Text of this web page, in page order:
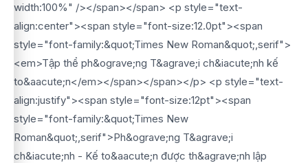
width:100%" /></span></span> <p style="text-
align:center"><span style="font-size:12.0pt"><span
style="font-family:&quot;Times New Roman&quot;,serif">
<em>Tập thể ph&ograve;ng T&agrave;i ch&iacute;nh kế
to&aacute;n</em></span></span></p> <p style="text-
align:justify"><span style="font-size:12pt"><span
style="font-family:&quot;Times New
Roman&quot;,serif">Ph&ograve;ng T&agrave;i
ch&iacute;nh - Kế to&aacute;n được th&agrave;nh lập